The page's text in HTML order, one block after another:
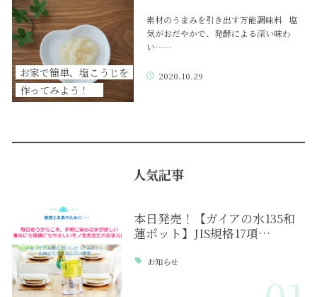
お家で簡単、塩こうじを
作ってみよう！
素材のうまみを引き出す万能調味料 塩
気がおだやかで、発酵による深い味わ
い……
2020.10.29
人気記事
本日発売！【ガイアの水135和
蓮ポット】JIS規格17項…
お知らせ